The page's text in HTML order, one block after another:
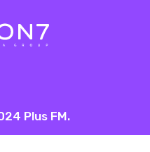
Plus FM.